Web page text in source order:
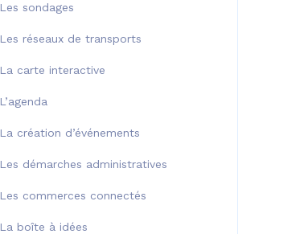
Les sondages
Les réseaux de transports
La carte interactive
L’agenda
La création d’événements
Les démarches administratives
Les commerces connectés
La boîte à idées